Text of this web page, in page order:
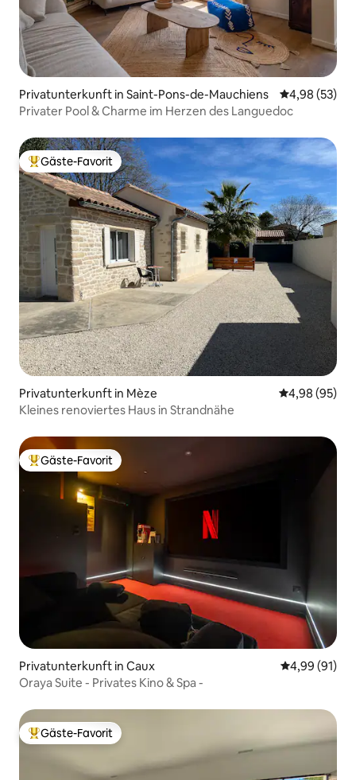
Privatunterkunft in Saint-Pons-de-Mauchiens
4,98 (53)
Privater Pool & Charme im Herzen des Languedoc
Beliebter Gäste-Favorit.
Gäste-Favorit
Privatunterkunft in Mèze
4,98 (95)
Kleines renoviertes Haus in Strandnähe
Beliebter Gäste-Favorit.
Gäste-Favorit
Privatunterkunft in Caux
4,99 (91)
Oraya Suite - Privates Kino & Spa -
Beliebter Gäste-Favorit.
Gäste-Favorit